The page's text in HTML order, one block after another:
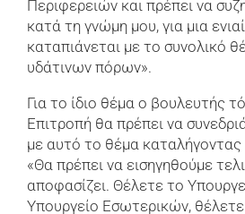
Περιφερειών και πρέπει να
κατά τη γνώμη μου, για μια
καταπιάνεται με το συνολικό
υδάτινων πόρων».
Για το ίδιο θέμα ο βουλευτής
Επιτροπή θα πρέπει να
με αυτό το θέμα καταλήγοντας
«Θα πρέπει να εισηγηθούμε
αποφασίζει. Θέλετε το
Υπουργείο Εσωτερικών,